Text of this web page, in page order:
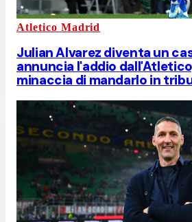
Atletico Madrid
Julian Alvarez diventa un
annuncia l'addio
minaccia di mandarlo in